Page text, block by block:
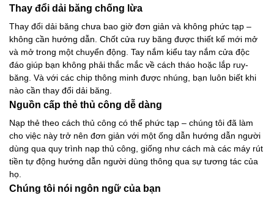
Thay đổi dải băng chống lừa
Thay đổi dải băng chưa bao giờ đơn giản và không phức tạp –
không cần hướng dẫn. Chốt cửa ruy băng được thiết kế mới mở
và mở trong một chuyển động. Tay nắm kiểu tay nắm cửa độc
đáo giúp bạn không phải thắc mắc về cách tháo hoặc lắp ruy-
băng. Và với các chip thông minh được nhúng, bạn luôn biết khi
nào cần thay đổi dải băng.
Nguồn cấp thẻ thủ công dễ dàng
Nạp thẻ theo cách thủ công có thể phức tạp – chúng tôi đã làm
cho việc này trở nên đơn giản với một ống dẫn hướng dẫn người
dùng qua quy trình nạp thủ công, giống như cách mà các máy rút
tiền tự động hướng dẫn người dùng thông qua sự tương tác của
họ.
Chúng tôi nói ngôn ngữ của bạn